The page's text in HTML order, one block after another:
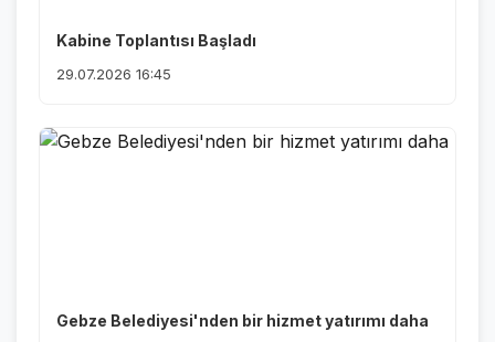
Kabine Toplantısı Başladı
29.07.2026 16:45
Gebze Belediyesi'nden bir hizmet yatırımı daha